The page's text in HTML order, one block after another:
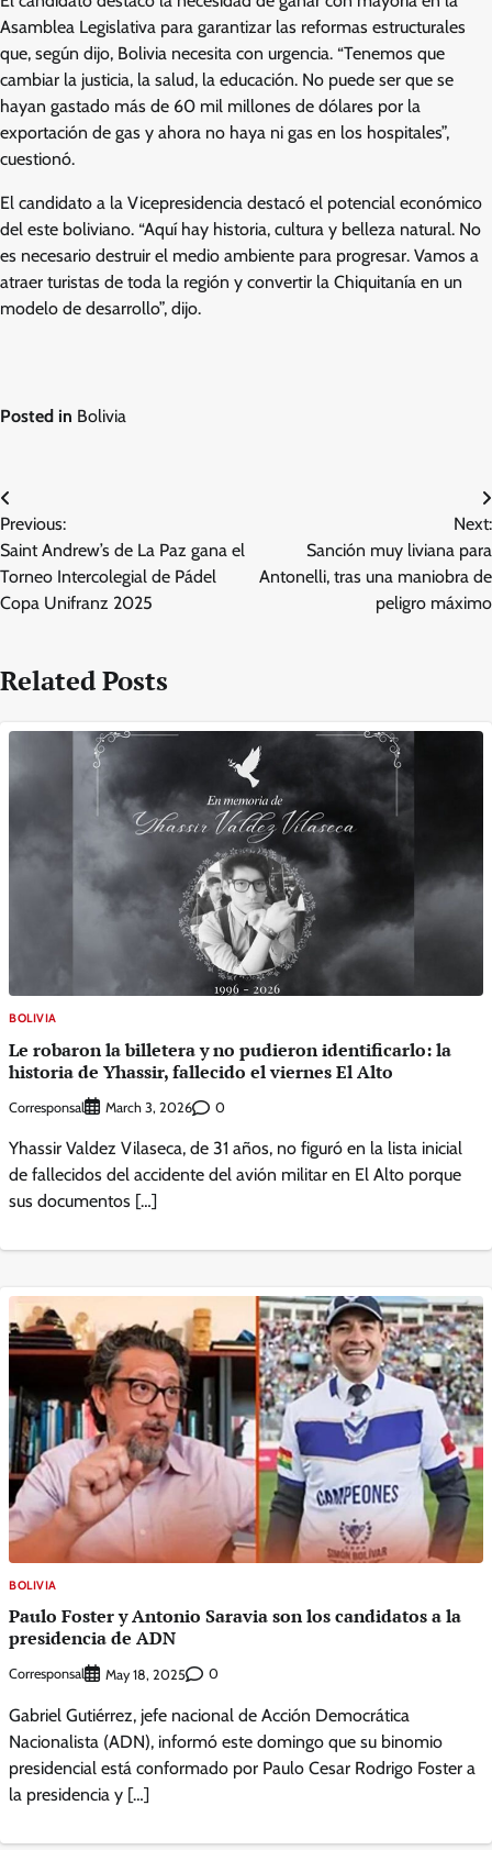
Asamblea Legislativa para garantizar las reformas estructurales
que, según dijo, Bolivia necesita con urgencia. “Tenemos que
cambiar la justicia, la salud, la educación. No puede ser que se
hayan gastado más de 60 mil millones de dólares por la
exportación de gas y ahora no haya ni gas en los hospitales”,
cuestionó.
El candidato a la Vicepresidencia destacó el potencial económico
del este boliviano. “Aquí hay historia, cultura y belleza natural. No
es necesario destruir el medio ambiente para progresar. Vamos a
atraer turistas de toda la región y convertir la Chiquitanía en un
modelo de desarrollo”, dijo.
Posted in Bolivia
Post
navigation
Previous:
Saint Andrew’s de La Paz gana el
Torneo Intercolegial de Pádel
Copa Unifranz 2025
Next:
Sanción muy liviana para
Antonelli, tras una maniobra de
peligro máximo
Related Posts
BOLIVIA
Le robaron la billetera y no pudieron identificarlo: la
historia de Yhassir, fallecido el viernes El Alto
Corresponsal March 3, 2026 0
Yhassir Valdez Vilaseca, de 31 años, no figuró en la lista inicial
de fallecidos del accidente del avión militar en El Alto porque
sus documentos […]
BOLIVIA
Paulo Foster y Antonio Saravia son los candidatos a la
presidencia de ADN
Corresponsal May 18, 2025 0
Gabriel Gutiérrez, jefe nacional de Acción Democrática
Nacionalista (ADN), informó este domingo que su binomio
presidencial está conformado por Paulo Cesar Rodrigo Foster a
la presidencia y […]